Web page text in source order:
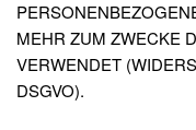
MEHR ZUM ZWECKE
VERWENDET
DSGVO).